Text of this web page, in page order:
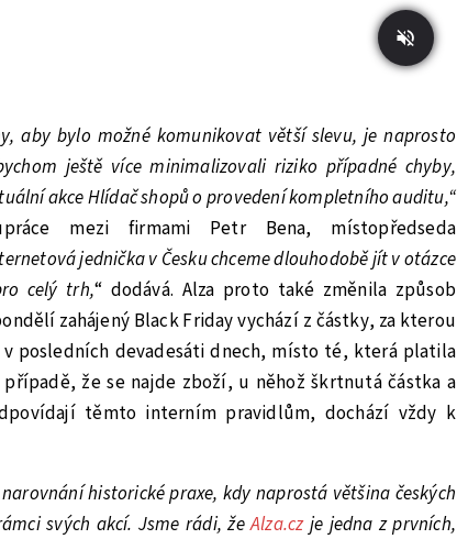
aby bylo možné komunikovat větší slevu, je naprosto
ještě více minimalizovali riziko případné chyby,
akce Hlídač shopů o provedení kompletního auditu,“
mezi firmami Petr Bena, místopředseda
jednička v Česku chceme dlouhodobě jít v otázce
celý trh,“ dodává. Alza proto také změnila způsob
zahájený Black Friday vychází z částky, za kterou
posledních devadesáti dnech, místo té, která platila
že se najde zboží, u něhož škrtnutá částka a
těmto interním pravidlům, dochází vždy k
historické praxe, kdy naprostá většina českých
svých akcí. Jsme rádi, žeAlza.czje jedna z prvních,